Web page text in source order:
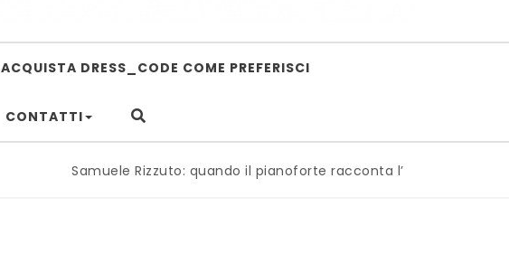
ACQUISTA DRESS_CODE COME PREFERISCI
CONTATTI
Samuele Rizzuto: quando il pianoforte racconta l’anima dell’Italia